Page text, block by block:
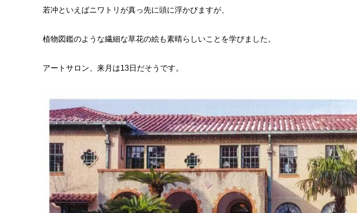
若冲といえばニワトリが真っ先に頭に浮かびますが、
植物図鑑のような繊細な草花の絵も素晴らしいことを学びました。
アートサロン、来月は13日だそうです。